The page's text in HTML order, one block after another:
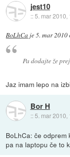
jest10
::5. mar 2010,
BoLhCa je5. mar 2010
Pa dodajte že
Jaz imam lepo na
Bor H
:: 5. mar 2010,
BoLhCa: če odprem
pa na laptopu če to